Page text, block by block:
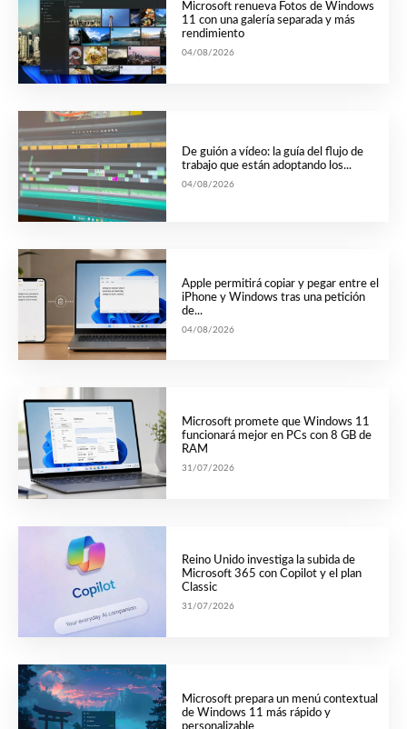
Microsoft renueva Fotos de Windows
11 con una galería separada y más
rendimiento
04/08/2026
De guión a vídeo: la guía del flujo de
trabajo que están adoptando los...
04/08/2026
Apple permitirá copiar y pegar entre el
iPhone y Windows tras una petición
de...
04/08/2026
Microsoft promete que Windows 11
funcionará mejor en PCs con 8 GB de
RAM
31/07/2026
Reino Unido investiga la subida de
Microsoft 365 con Copilot y el plan
Classic
31/07/2026
Microsoft prepara un menú contextual
de Windows 11 más rápido y
personalizable